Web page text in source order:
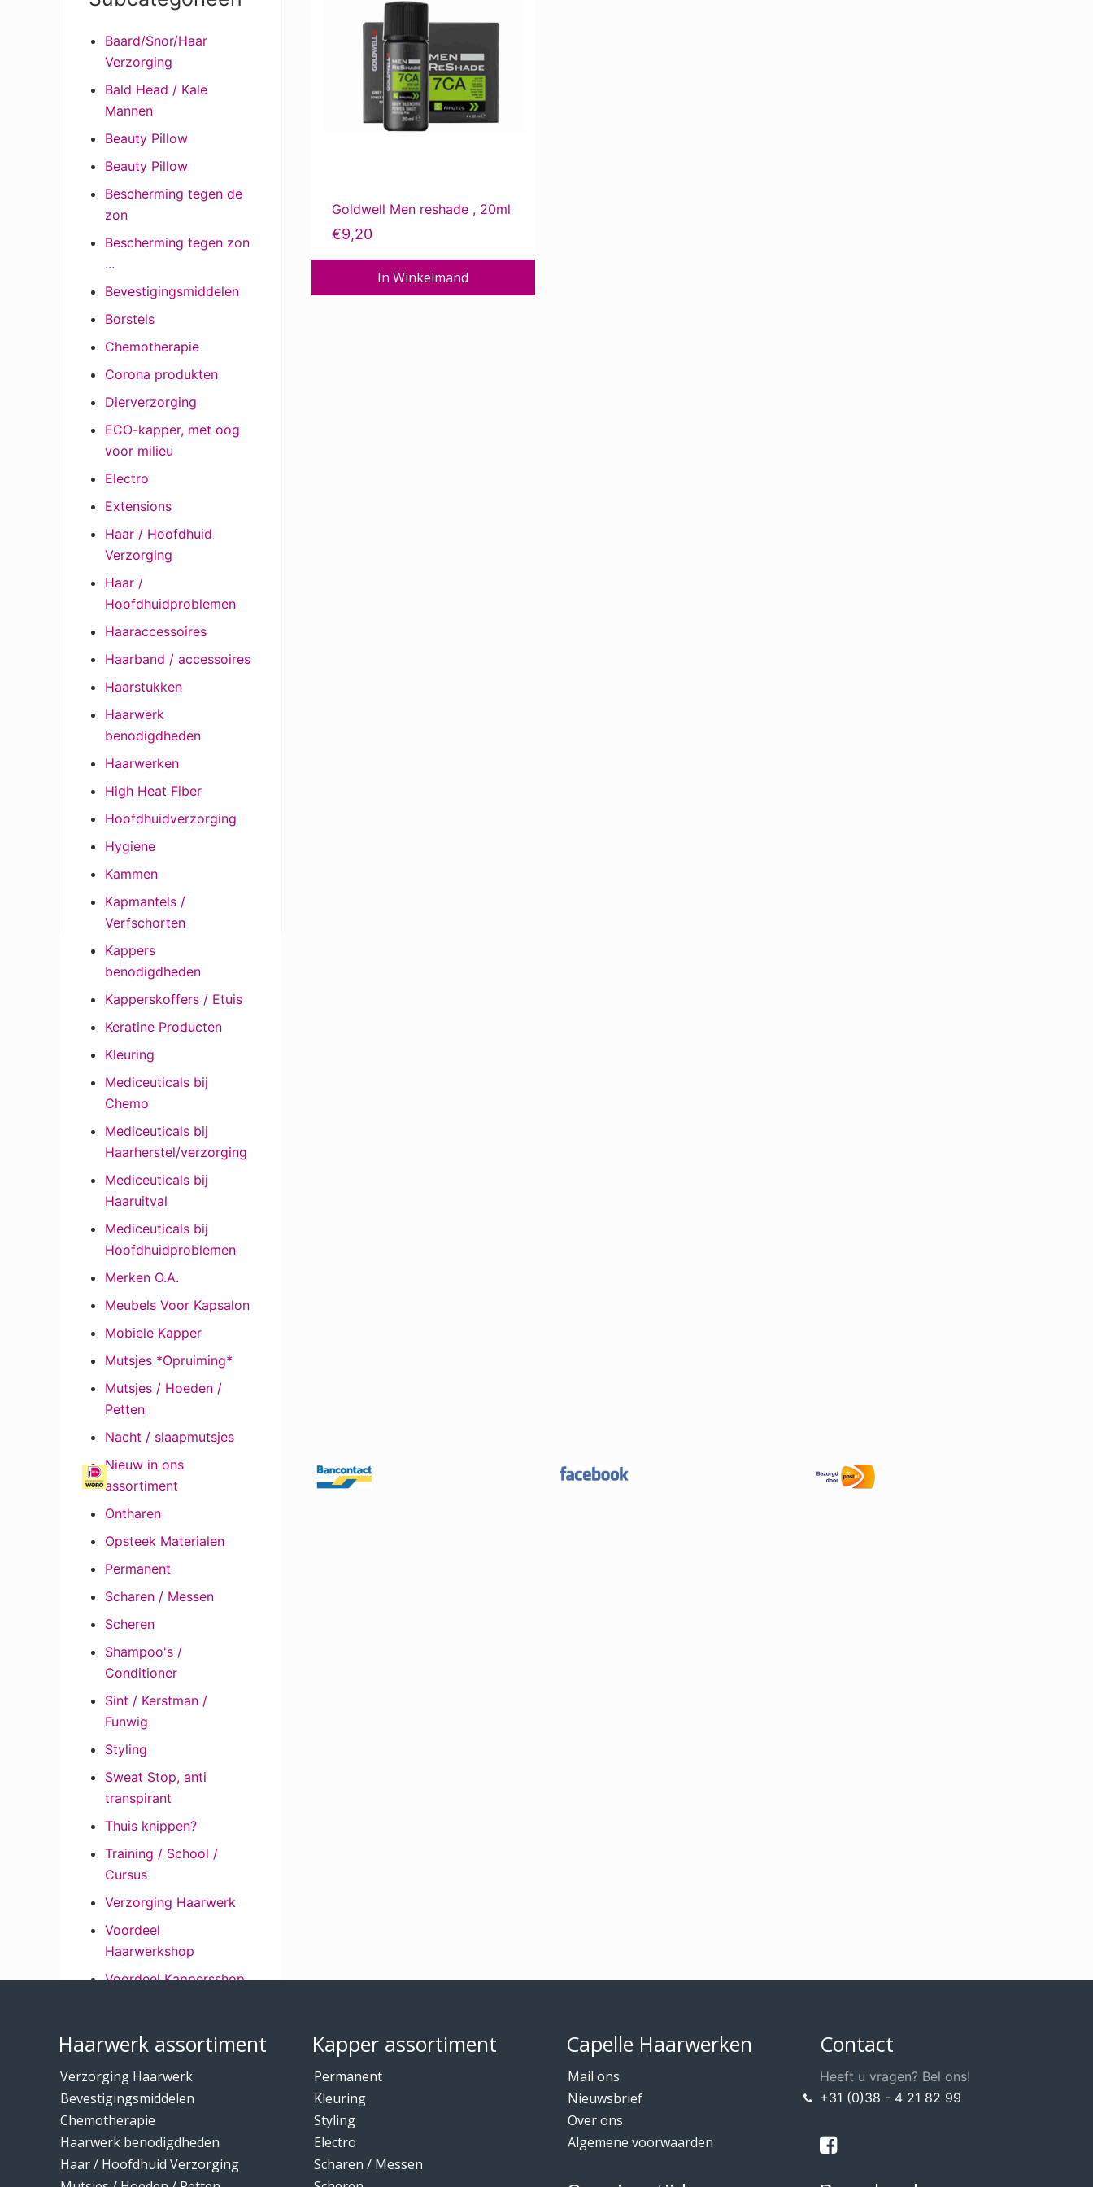
Baard/Snor/Haar
Verzorging
Bald Head / Kale
Mannen
Beauty Pillow
Beauty Pillow
Bescherming tegen de
zon
Bescherming tegen zon
...
Bevestigingsmiddelen
Borstels
Chemotherapie
Corona produkten
Dierverzorging
ECO-kapper, met oog
voor milieu
Electro
Extensions
Haar / Hoofdhuid
Verzorging
Haar /
Hoofdhuidproblemen
Haaraccessoires
Haarband / accessoires
Haarstukken
Haarwerk
benodigdheden
Haarwerken
High Heat Fiber
Hoofdhuidverzorging
Hygiene
Kammen
Kapmantels /
Verfschorten
Kappers
benodigdheden
Kapperskoffers / Etuis
Keratine Producten
Kleuring
Mediceuticals bij
Chemo
Mediceuticals bij
Haarherstel/verzorging
Mediceuticals bij
Haaruitval
Mediceuticals bij
Hoofdhuidproblemen
Merken O.A.
Meubels Voor Kapsalon
Mobiele Kapper
Mutsjes *Opruiming*
Mutsjes / Hoeden /
Petten
Nacht / slaapmutsjes
Nieuw in ons
assortiment
Ontharen
Opsteek Materialen
Permanent
Scharen / Messen
Scheren
Shampoo's /
Conditioner
Sint / Kerstman /
Funwig
Styling
Sweat Stop, anti
transpirant
Thuis knippen?
Training / School /
Cursus
Verzorging Haarwerk
Voordeel
Haarwerkshop
Voordeel Kappersshop
Wimpers /
Wenkbrauwen
Wintercollectie mutsen
/ hoeden
Goldwell Men reshade , 20ml
€9,20
In Winkelmand
Haarwerk assortiment
Verzorging Haarwerk
Bevestigingsmiddelen
Chemotherapie
Haarwerk benodigdheden
Haar / Hoofdhuid Verzorging
Kapper assortiment
Permanent
Kleuring
Styling
Electro
Scharen / Messen
Capelle Haarwerken
Mail ons
Nieuwsbrief
Over ons
Algemene voorwaarden
Contact
Heeft u vragen? Bel ons!
+31 (0)38 - 4 21 82 99